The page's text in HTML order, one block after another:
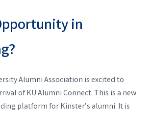
in
Alumni Association is excited to
of KU Alumni Connect. This is a new
platform for Kinster’s alumni. It is